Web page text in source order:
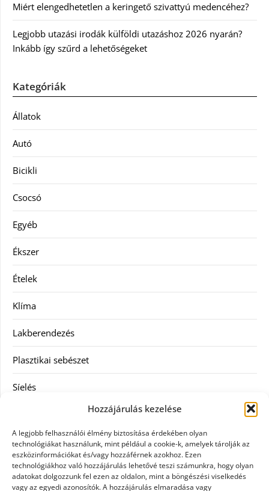
Hozzájárulás kezelése
A legjobb felhasználói élmény biztosítása érdekében olyan
technológiákat használunk, mint például a cookie-k, amelyek tárolják az
eszközinformációkat és/vagy hozzáférnek azokhoz. Ezen
technológiákhoz való hozzájárulás lehetővé teszi számunkra, hogy olyan
adatokat dolgozzunk fel ezen az oldalon, mint a böngészési viselkedés
vagy az egyedi azonosítók. A hozzájárulás elmaradása vagy
Miért elengedhetetlen a keringető szivattyú medencéhez?
Legjobb utazási irodák külföldi utazáshoz 2026 nyarán?
Inkább így szűrd a lehetőségeket
Kategóriák
Állatok
Autó
Bicikli
Csocsó
Egyéb
Ékszer
Ételek
Klíma
Lakberendezés
Plasztikai sebészet
Síelés
Táskák
Vásárlás